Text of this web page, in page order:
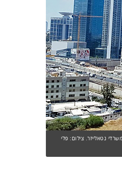
נטאלייזר. צילום: פלי